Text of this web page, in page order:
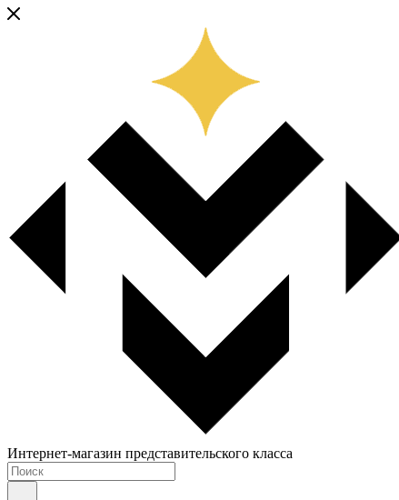
Интернет-магазин представительского класса